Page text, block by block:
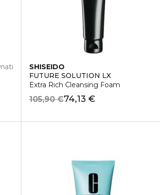
SHISEIDO
FUTURE SOLUTION LX
Extra Rich Cleansing Foam
74,13 €
105,90 €